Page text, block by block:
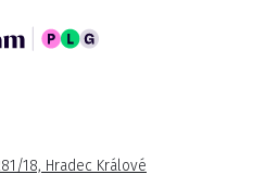
18, Hradec Králové